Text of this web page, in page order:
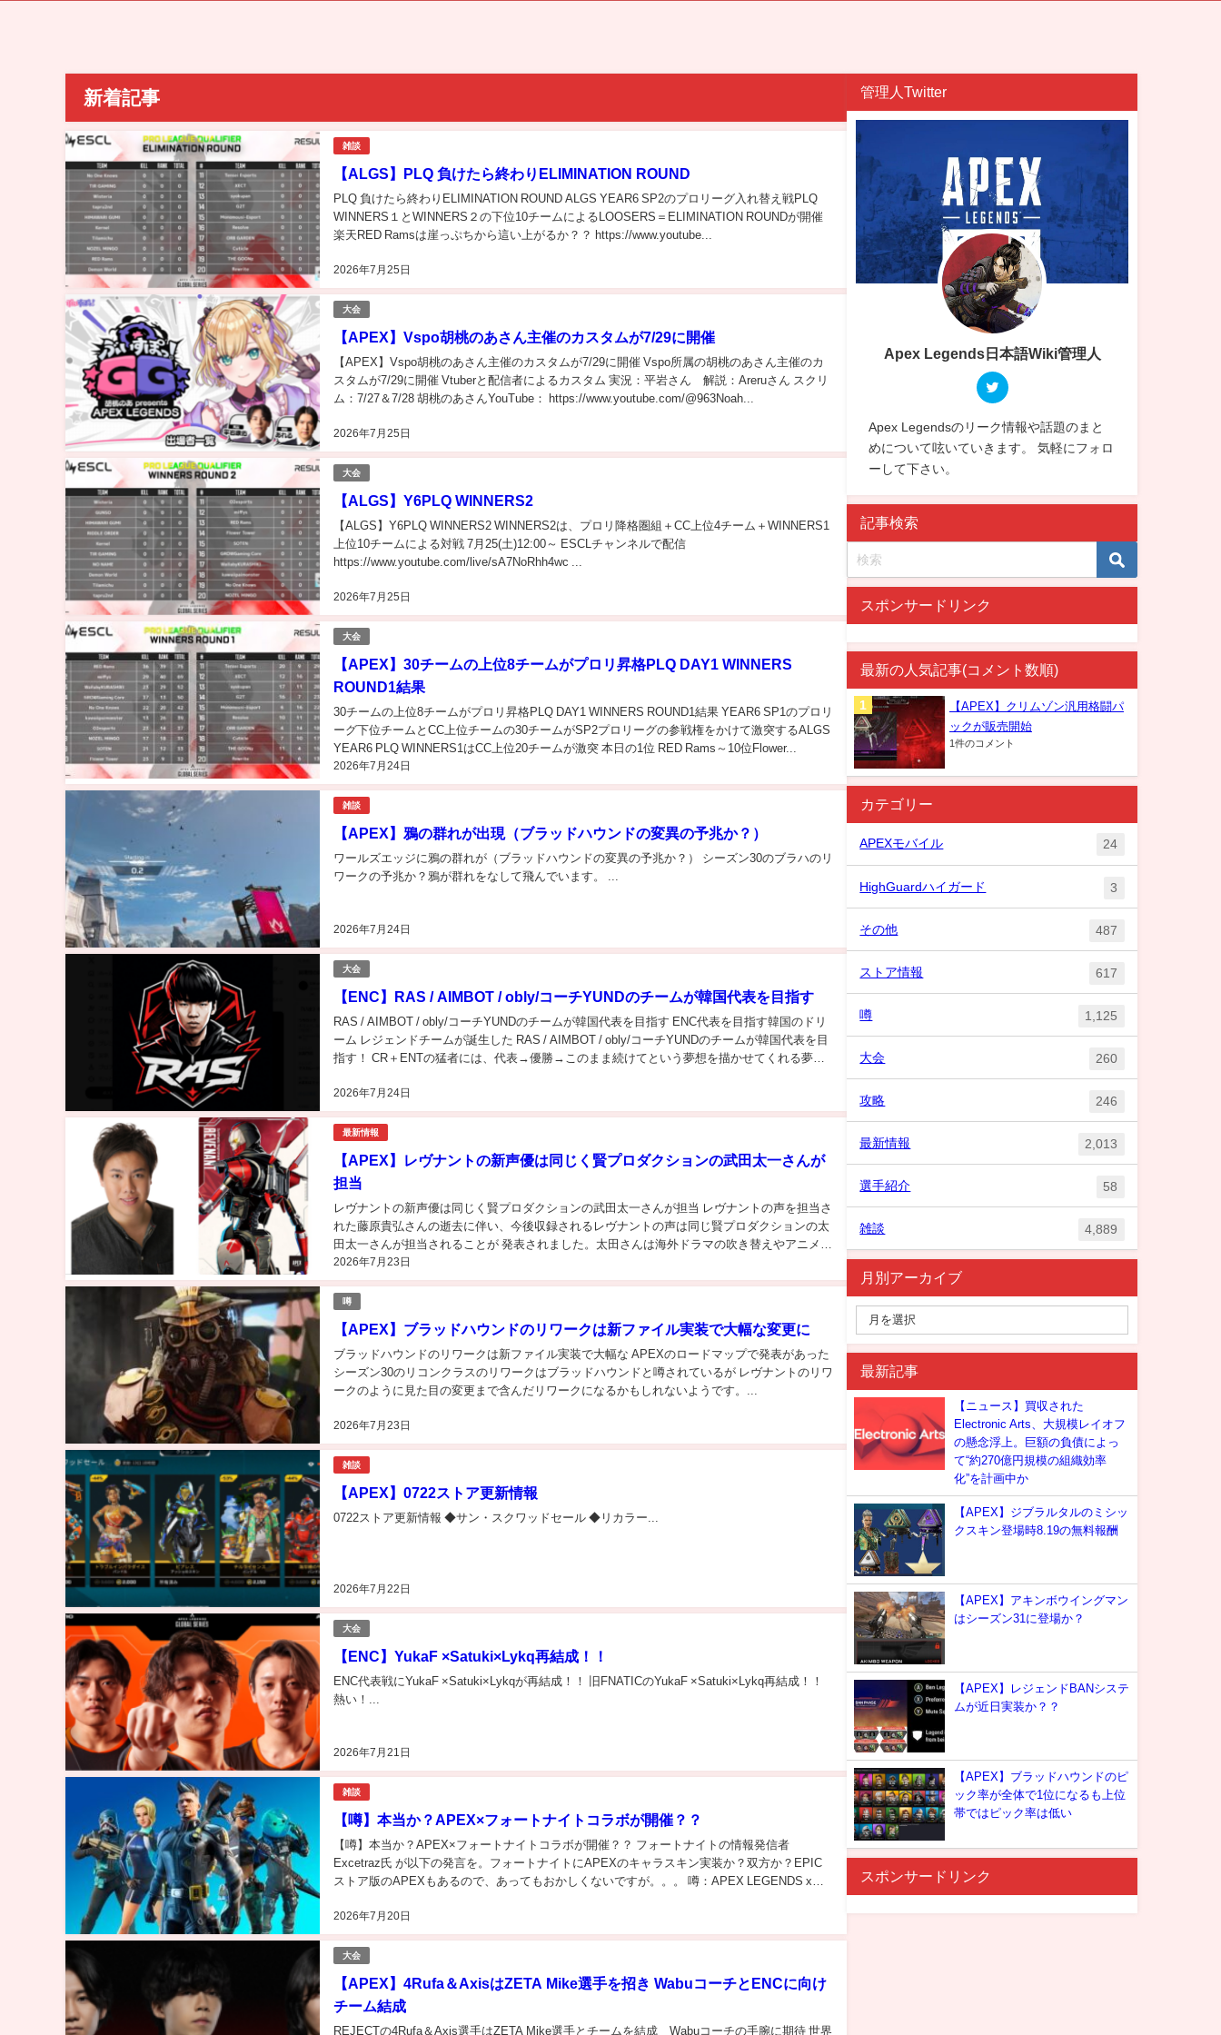
新着記事
雑談
【ALGS】PLQ 負けたら終わりELIMINATION ROUND
2026年7月25日
PLQ 負けたら終わりELIMINATION ROUND ALGS YEAR6 SP2のプロリーグ入れ替え戦PLQ
WINNERS１とWINNERS２の下位10チームによるLOOSERS＝ELIMINATION ROUNDが開催
楽天RED Ramsは崖っぷちから這い上がるか？？ https://www.youtube...
大会
【APEX】Vspo胡桃のあさん主催のカスタムが7/29に開催
2026年7月25日
【APEX】Vspo胡桃のあさん主催のカスタムが7/29に開催 Vspo所属の胡桃のあさん主催のカ
スタムが7/29に開催 Vtuberと配信者によるカスタム 実況：平岩さん 解説：Areruさん スクリ
ム：7/27＆7/28 胡桃のあさんYouTube： https://www.youtube.com/@963Noah...
大会
【ALGS】Y6PLQ WINNERS2
2026年7月25日
【ALGS】Y6PLQ WINNERS2 WINNERS2は、プロリ降格圏組＋CC上位4チーム＋WINNERS1
上位10チームによる対戦 7月25(土)12:00～ ESCLチャンネルで配信
https://www.youtube.com/live/sA7NoRhh4wc ...
大会
【APEX】30チームの上位8チームがプロリ昇格PLQ DAY1 WINNERS
ROUND1結果
2026年7月24日
30チームの上位8チームがプロリ昇格PLQ DAY1 WINNERS ROUND1結果 YEAR6 SP1のプロリ
ーグ下位チームとCC上位チームの30チームがSP2プロリーグの参戦権をかけて激突するALGS
YEAR6 PLQ WINNERS1はCC上位20チームが激突 本日の1位 RED Rams～10位Flower...
雑談
【APEX】鴉の群れが出現（ブラッドハウンドの変異の予兆か？）
2026年7月24日
ワールズエッジに鴉の群れが（ブラッドハウンドの変異の予兆か？） シーズン30のブラハのリ
ワークの予兆か？鴉が群れをなして飛んでいます。 ...
大会
【ENC】RAS / AIMBOT / obly/コーチYUNDのチームが韓国代表を目指す
2026年7月24日
RAS / AIMBOT / obly/コーチYUNDのチームが韓国代表を目指す ENC代表を目指す韓国のドリ
ーム レジェンドチームが誕生した RAS / AIMBOT / obly/コーチYUNDのチームが韓国代表を目
指す！ CR＋ENTの猛者には、代表→優勝→このまま続けてという夢想を描かせてくれる夢が
最新情報
【APEX】レヴナントの新声優は同じく賢プロダクションの武田太一さんが
担当
2026年7月23日
レヴナントの新声優は同じく賢プロダクションの武田太一さんが担当 レヴナントの声を担当さ
れた藤原貴弘さんの逝去に伴い、今後収録されるレヴナントの声は同じ賢プロダクションの太
田太一さんが担当されることが 発表されました。太田さんは海外ドラマの吹き替えやアニメの
声優で活躍されています。藤原さんのボイスは、そのままゲーム内で使...
噂
【APEX】ブラッドハウンドのリワークは新ファイル実装で大幅な変更に
2026年7月23日
ブラッドハウンドのリワークは新ファイル実装で大幅な APEXのロードマップで発表があった
シーズン30のリコンクラスのリワークはブラッドハウンドと噂されているが レヴナントのリワ
ークのように見た目の変更まで含んだリワークになるかもしれないようです。...
雑談
【APEX】0722ストア更新情報
2026年7月22日
0722ストア更新情報 ◆サン・スクワッドセール ◆リカラー...
大会
【ENC】YukaF ×Satuki×Lykq再結成！！
2026年7月21日
ENC代表戦にYukaF ×Satuki×Lykqが再結成！！ 旧FNATICのYukaF ×Satuki×Lykq再結成！！
熱い！...
雑談
【噂】本当か？APEX×フォートナイトコラボが開催？？
2026年7月20日
【噂】本当か？APEX×フォートナイトコラボが開催？？ フォートナイトの情報発信者
Excetraz氏 が以下の発言を。フォートナイトにAPEXのキャラスキン実装か？双方か？EPIC
ストア版のAPEXもあるので、あってもおかしくないですが。。。 噂：APEX LEGENDS x
大会
【APEX】4Rufa＆AxisはZETA Mike選手を招き WabuコーチとENCに向け
チーム結成
REJECTの4Rufa＆Axis選手はZETA Mike選手とチームを結成 Wabuコーチの手腕に期待 世界
管理人Twitter
Apex Legends日本語Wiki管理人
Apex Legendsのリーク情報や話題のまと
めについて呟いていきます。 気軽にフォロ
ーして下さい。
記事検索
スポンサードリンク
最新の人気記事(コメント数順)
【APEX】クリムゾン汎用格闘パ
ックが販売開始
1件のコメント
カテゴリー
APEXモバイル 24
HighGuardハイガード 3
その他 487
ストア情報 617
噂 1,125
大会 260
攻略 246
最新情報 2,013
選手紹介 58
雑談 4,889
月別アーカイブ
最新記事
【ニュース】買収された
Electronic Arts、大規模レイオフ
の懸念浮上。巨額の負債によっ
て“約270億円規模の組織効率
化”を計画中か
【APEX】ジブラルタルのミシッ
クスキン登場時8.19の無料報酬
【APEX】アキンボウイングマン
はシーズン31に登場か？
【APEX】レジェンドBANシステ
ムが近日実装か？？
【APEX】ブラッドハウンドのピ
ック率が全体で1位になるも上位
帯ではピック率は低い
スポンサードリンク